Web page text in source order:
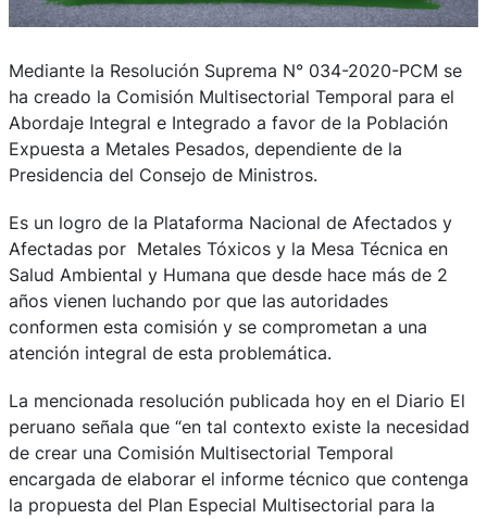
Mediante la Resolución Suprema N° 034-2020-PCM se
ha creado la Comisión Multisectorial Temporal para el
Abordaje Integral e Integrado a favor de la Población
Expuesta a Metales Pesados, dependiente de la
Presidencia del Consejo de Ministros.
Es un logro de la Plataforma Nacional de Afectados y
Afectadas por Metales Tóxicos y la Mesa Técnica en
Salud Ambiental y Humana que desde hace más de 2
años vienen luchando por que las autoridades
conformen esta comisión y se comprometan a una
atención integral de esta problemática.
La mencionada resolución publicada hoy en el Diario El
peruano señala que “en tal contexto existe la necesidad
de crear una Comisión Multisectorial Temporal
encargada de elaborar el informe técnico que contenga
la propuesta del Plan Especial Multisectorial para la